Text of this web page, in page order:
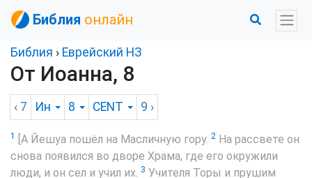
Библия онлайн
Библия › Еврейский НЗ
От Иоанна, 8
‹ 7 Ин 8 CENT 9 ›
1 [А Йешуа пошёл на Масличную гору. 2 На рассвете он
снова появился во дворе Храма, где его окружили
люди, и он сел и учил их. 3 Учителя Торы и прушим